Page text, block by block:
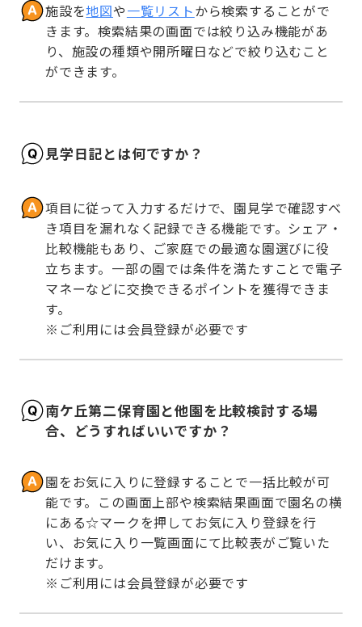
施設を地図や一覧リストから検索することがで
きます。検索結果の画面では絞り込み機能があ
り、施設の種類や開所曜日などで絞り込むこと
ができます。
見学日記とは何ですか？
項目に従って入力するだけで、園見学で確認すべ
き項目を漏れなく記録できる機能です。シェア・
比較機能もあり、ご家庭での最適な園選びに役
立ちます。一部の園では条件を満たすことで電子
マネーなどに交換できるポイントを獲得できま
す。
※ご利用には会員登録が必要です
南ケ丘第二保育園と他園を比較検討する場
合、どうすればいいですか？
園をお気に入りに登録することで一括比較が可
能です。この画面上部や検索結果画面で園名の横
にある☆マークを押してお気に入り登録を行
い、お気に入り一覧画面にて比較表がご覧いた
だけます。
※ご利用には会員登録が必要です